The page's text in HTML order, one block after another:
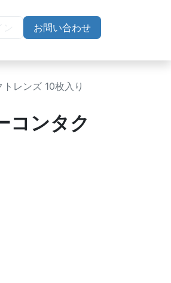
お問い合わせ
レンズ 10枚入り
コンタク